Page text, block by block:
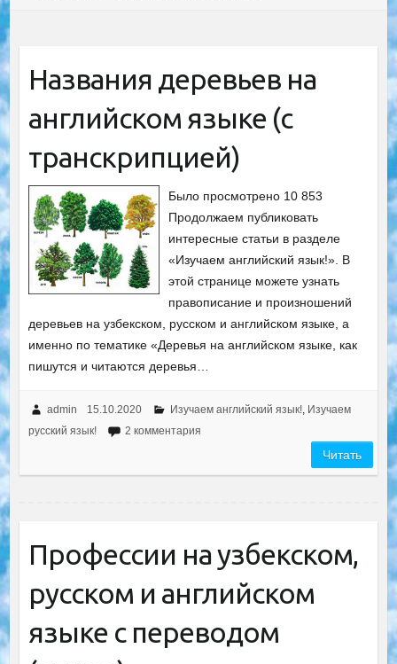
Названия деревьев на
английском языке (с
транскрипцией)
Было просмотрено 10 853
Продолжаем публиковать
интересные статьи в разделе
«Изучаем английский язык!». В
этой странице можете узнать
правописание и произношений
деревьев на узбекском, русском и английском языке, а
именно по тематике «Деревья на английском языке, как
пишутся и читаются деревья…
admin 15.10.2020 Изучаем английский язык!, Изучаем
русский язык!
2 комментария
Читать
Профессии на узбекском,
русском и английском
языке с переводом